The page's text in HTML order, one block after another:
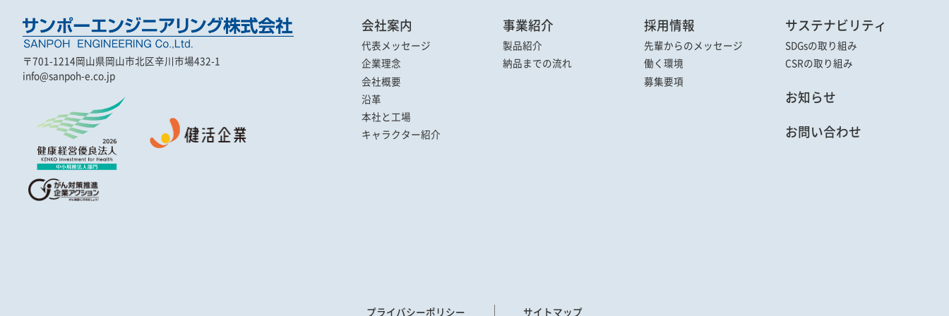
〒701-1214岡山県岡山市北区辛川市場432-1
info@sanpoh-e.co.jp
会社案内
代表メッセージ
企業理念
会社概要
沿革
本社と工場
キャラクター紹介
事業紹介
製品紹介
納品までの流れ
採用情報
先輩からのメッセージ
働く環境
募集要項
サステナビリティ
SDGsの取り組み
CSRの取り組み
お知らせ
お問い合わせ
プライバシーポリシー サイトマップ